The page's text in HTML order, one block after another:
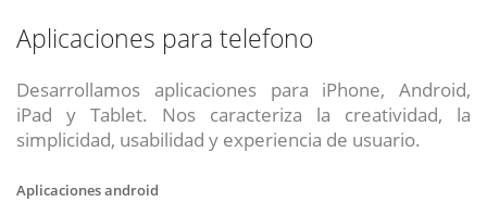
Aplicaciones para telefono
Desarrollamos aplicaciones para iPhone, Android,
iPad y Tablet. Nos caracteriza la creatividad, la
simplicidad, usabilidad y experiencia de usuario.
Aplicaciones android